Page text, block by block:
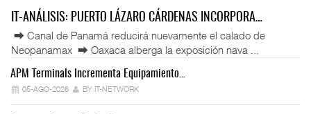
IT-ANÁLISIS: PUERTO LÁZARO CÁRDENAS INCORPORA…
⮕ Canal de Panamá reducirá nuevamente el calado de
Neopanamax ⮕ Oaxaca alberga la exposición nava ...
APM Terminals Incrementa Equipamiento…
05-AGO-2026 BY IT-NETWORK